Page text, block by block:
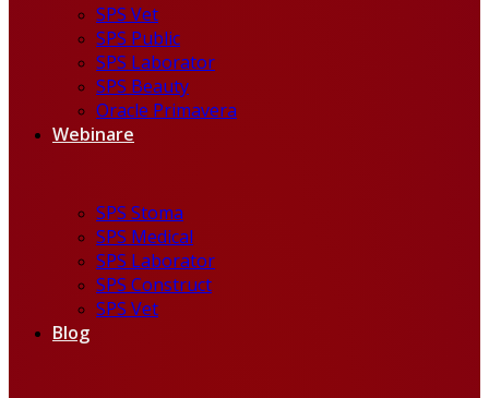
SPS Vet
SPS Public
SPS Laborator
SPS Beauty
Oracle Primavera
Webinare
SPS Stoma
SPS Medical
SPS Laborator
SPS Construct
SPS Vet
Blog